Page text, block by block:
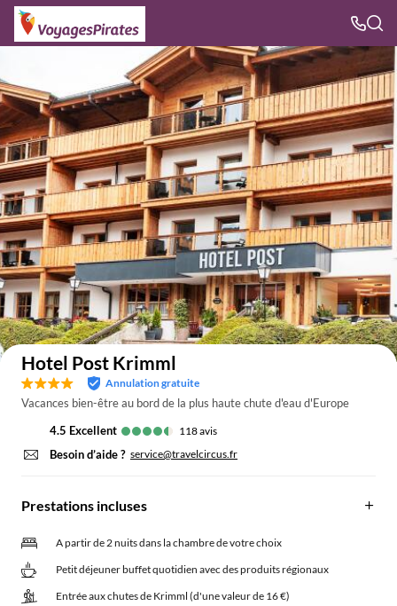
Voir sur la carte
Hotel Post Krimml
Annulation gratuite
Vacances bien-être au bord de la plus haute chute d'eau d'Europe
4.5
excellent 118avis
Besoin d’aide ? service@travelcircus.fr
Prestations incluses
A partir de 2 nuits dans la chambre de votre choix
Petit déjeuner buffet quotidien avec des produits régionaux
Entrée aux chutes de Krimml (d'une valeur de 16 €)